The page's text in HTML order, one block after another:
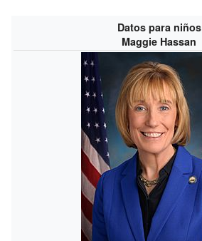
Datos para niños
Maggie Hassan